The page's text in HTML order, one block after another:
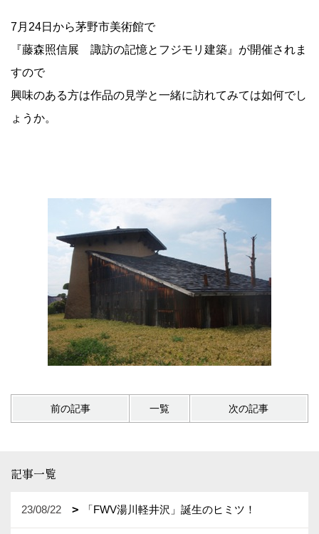
7月24日から茅野市美術館で
『藤森照信展 諏訪の記憶とフジモリ建築』が開催されま
すので
興味のある方は作品の見学と一緒に訪れてみては如何でし
ょうか。
前の記事 一覧 次の記事
記事一覧
23/08/22 「FWV湯川軽井沢」誕生のヒミツ！